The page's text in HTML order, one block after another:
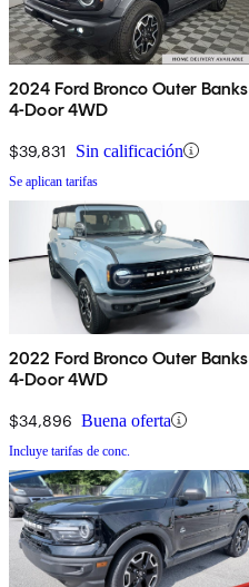
2024 Ford Bronco Outer Banks
4-Door 4WD
$39,831 Sin calificación
Se aplican tarifas
2022 Ford Bronco Outer Banks
4-Door 4WD
$34,896 Buena oferta
Incluye tarifas de conc.